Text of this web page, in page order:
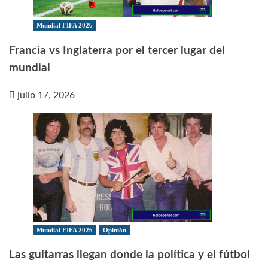
Mundial FIFA 2026
Francia vs Inglaterra por el tercer lugar del
mundial
julio 17, 2026
Mundial FIFA 2026 Opinión
Las guitarras llegan donde la política y el fútbol